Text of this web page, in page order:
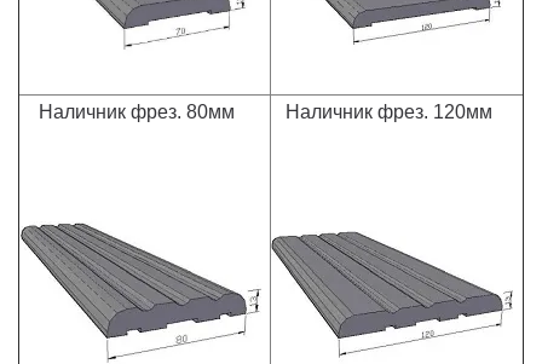
Наличник фрез. 80мм Наличник фрез. 120мм